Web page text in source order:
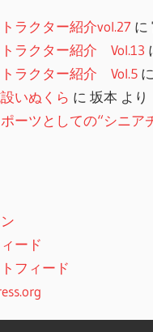
ラクター紹介vol.27 に
ラクター紹介 Vol.13
ラクター紹介 Vol.5 に
いぬくら に坂本 より
ーツとしての“シニア
ード
フィード